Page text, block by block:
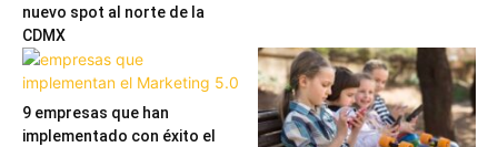
nuevo spot al norte de la
CDMX
9 empresas que han
implementado con éxito el